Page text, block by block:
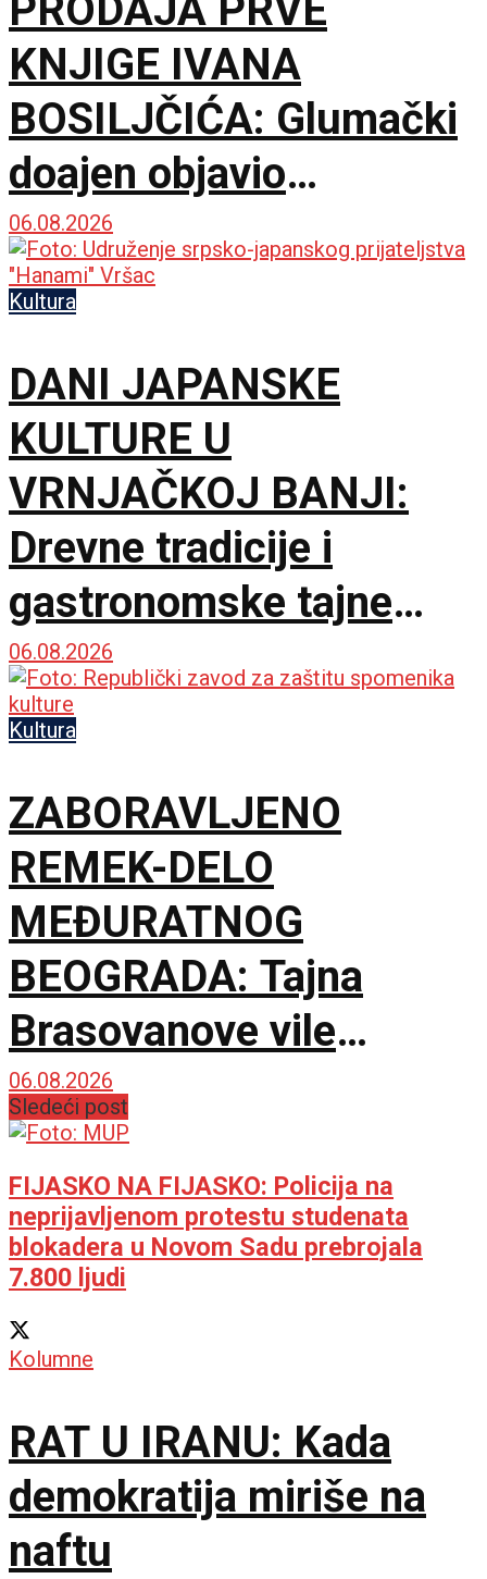
KNJIGE IVANA
BOSILJČIĆA: Glumački
doajen objavio
autorizovani prvenac
„Naše priče“
06.08.2026
Kultura
DANI JAPANSKE
KULTURE U
VRNJAČKOJ BANJI:
Drevne tradicije i
gastronomske tajne
spojile dve prijateljske
zemlje
06.08.2026
Kultura
ZABORAVLJENO
REMEK-DELO
MEĐURATNOG
BEOGRADA: Tajna
Brasovanove vile
ponovo sija starim
sjajem
06.08.2026
Sledeći post
FIJASKO NA FIJASKO: Policija na
neprijavljenom protestu studenata
blokadera u Novom Sadu prebrojala
7.800 ljudi
Kolumne
RAT U IRANU: Kada
demokratija miriše na
naftu